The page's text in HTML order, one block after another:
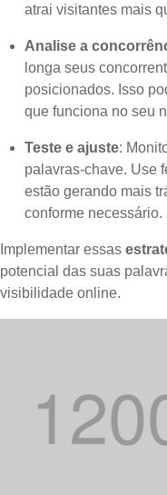
atrai visitantes mais
Analise a
longa seus
posicionados. Isso
que funciona no seu
Teste e ajuste:
palavras-chave. Use
estão gerando mais
conforme necessário.
Implementar essas
potencial das suas
visibilidade online.